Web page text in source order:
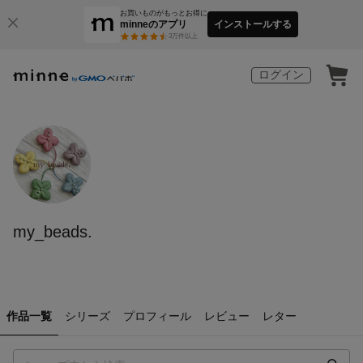
お買いものがもっとお得に
minneのアプリ
3万件以上
インストールする
ログイン
my_beads.
作品一覧 シリーズ プロフィール レビュー レター